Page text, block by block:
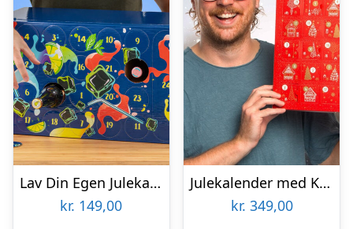
Lav Din Egen Julekalender med Drikkevarer
kr. 149,00
Julekalender med Kaffekapsler
kr. 349,00